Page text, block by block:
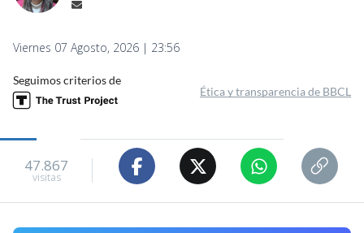
Viernes 07 Agosto, 2026 | 23:56
Seguimos criterios de
Ética y transparencia de BBCL
47.867
visitas